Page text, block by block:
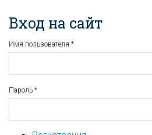
Вход на сайт
Имя пользователя *
Пароль *